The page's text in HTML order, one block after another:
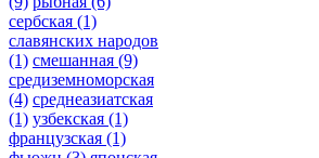
сербская (1)
славянских народов
(1) смешанная (9)
средиземноморская
(4) среднеазиатская
(1) узбекская (1)
французская (1)